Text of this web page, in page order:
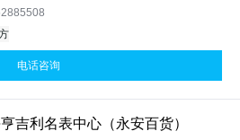
电话咨询
亨吉利名表中心（永安百货）